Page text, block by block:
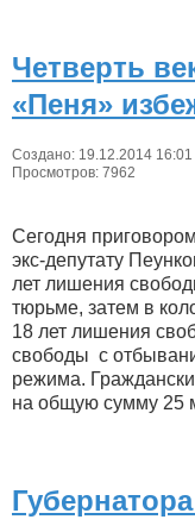
Четверть
«Пеня»
Создано: 19.12.2014 16:01
Просмотров: 7962
Сегодня
экс-депутату
лет лишения
тюрьме, затем в
18 лет лишения
свободы с
режима.
на общую сумму 25